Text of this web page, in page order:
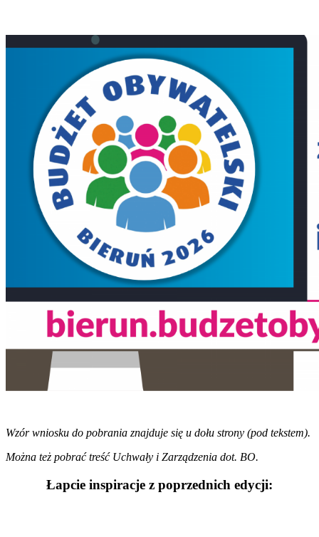
Wzór wniosku do pobrania znajduje się u dołu strony (pod tekstem).
Można też pobrać treść Uchwały i Zarządzenia dot. BO.
Łapcie inspiracje z poprzednich edycji: